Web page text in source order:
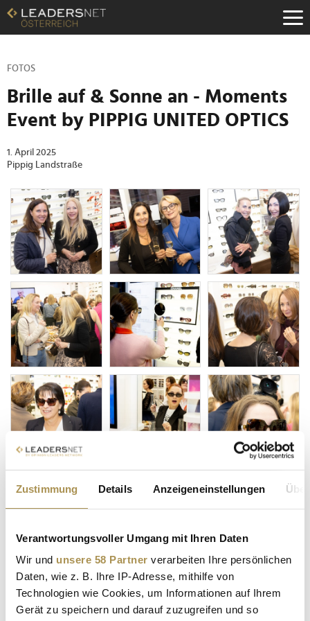
Zustimmung Details Anzeigeneinstellungen
Verantwortungsvoller Umgang mit Ihren Daten
Wir und unsere 58 Partner verarbeiten Ihre persönlichen
Daten, wie z. B. Ihre IP-Adresse, mithilfe von
Technologien wie Cookies, um Informationen auf Ihrem
Gerät zu speichern und darauf zuzugreifen und so
Zum
Inhalt
Zur
Navigation
Hauptnavigation
FOTOS
Brille auf & Sonne an - Moments
Event by PIPPIG UNITED OPTICS
1. April 2025
Pippig Landstraße